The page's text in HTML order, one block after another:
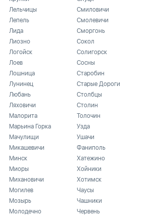
Лельчицы
Лепель
Лида
Лиозно
Логойск
Лоев
Лошница
Лунинец
Любань
Ляховичи
Малорита
Марьина Горка
Мачулищи
Микашевичи
Минск
Миоры
Михановичи
Могилев
Мозырь
Молодечно
Смиловичи
Смолевичи
Сморгонь
Сокол
Солигорск
Сосны
Старобин
Старые Дороги
Столбцы
Столин
Толочин
Узда
Ушачи
Фаниполь
Хатежино
Хойники
Хотимск
Чаусы
Чашники
Червень